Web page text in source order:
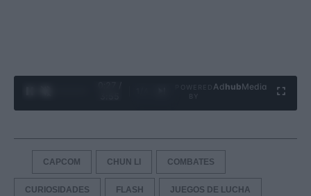
Ad hubMedia
CAPCOM CHUN LI COMBATES
CURIOSIDADES FLASH JUEGOS DE LUCHA